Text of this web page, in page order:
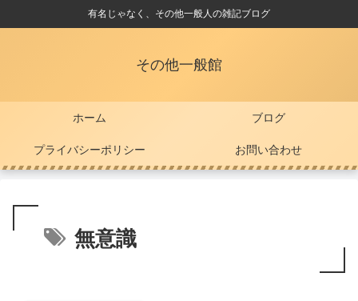
有名じゃなく、その他一般人の雑記ブログ
その他一般館
ホーム ブログ
プライバシーポリシー お問い合わせ
無意識